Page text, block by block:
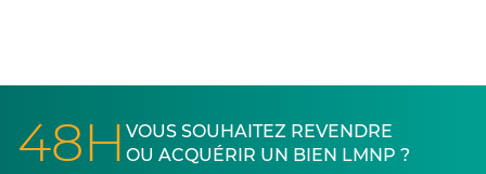
48H VOUS SOUHAITEZ REVENDRE
OU ACQUÉRIR UN BIEN LMNP ?